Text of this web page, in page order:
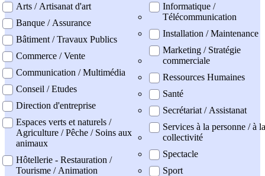
Arts / Artisanat d'art
Banque / Assurance
Bâtiment / Travaux Publics
Commerce / Vente
Communication / Multimédia
Conseil / Etudes
Direction d'entreprise
Espaces verts et naturels /
Agriculture / Pêche / Soins aux
animaux
Hôtellerie - Restauration /
Tourisme / Animation
Informatique /
Télécommunication
Installation / Maintenance
Marketing / Stratégie
commerciale
Ressources Humaines
Santé
Secrétariat / Assistanat
Services à la personne / à la
collectivité
Spectacle
Sport